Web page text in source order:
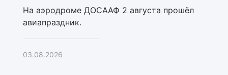
На аэродроме ДОСААФ 2 августа прошёл
авиапраздник.
03.08.2026